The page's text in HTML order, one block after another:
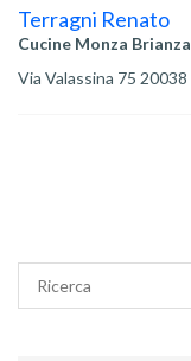
Terragni Renato
Cucine Monza Brianza
Via Valassina 75